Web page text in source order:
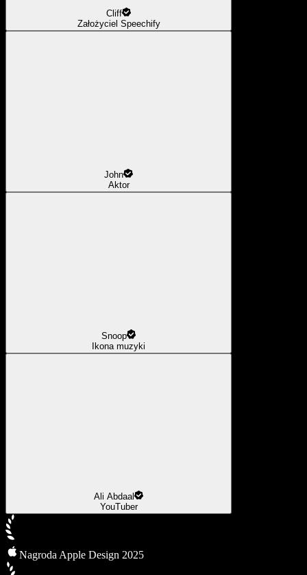
Cliff
Założyciel Speechify
John
Aktor
Snoop
Ikona muzyki
Ali Abdaal
YouTuber
Nagroda Apple Design 2025